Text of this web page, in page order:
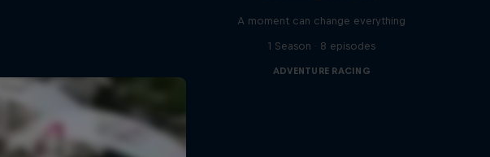
A moment can change everything
1 Season · 8 episodes
ADVENTURE RACING